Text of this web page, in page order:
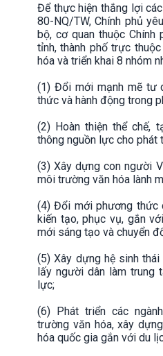
Để thực hiện thắng lợi
80-NQ/TW, Chính phủ
bộ, cơ quan thuộc Chính
tỉnh, thành phố trực
hóa và triển khai 8 nhóm
(1) Đổi mới mạnh mẽ tư
thức và hành động trong
(2) Hoàn thiện thể chế,
thông nguồn lực cho phát
(3) Xây dựng con người
môi trường văn hóa lành
(4) Đổi mới phương thức
kiến tạo, phục vụ, gắn
mới sáng tạo và chuyển
(5) Xây dựng hệ sinh
lấy người dân làm trung
lực;
(6) Phát triển các
trường văn hóa, xây
hóa quốc gia gắn với du